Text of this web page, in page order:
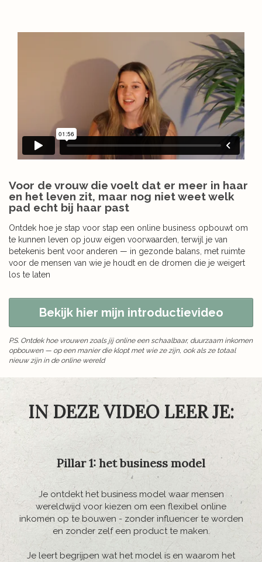
Voor de vrouw die voelt dat er meer in haar
en het leven zit, maar nog niet weet welk
pad echt bij haar past
Ontdek hoe je stap voor stap een online business opbouwt om
te kunnen leven op jouw eigen voorwaarden, terwijl je van
betekenis bent voor anderen — in gezonde balans, met ruimte
voor de mensen van wie je houdt en de dromen die je weigert
los te laten
Bekijk hier mijn introductievideo
P.S. Ontdek hoe vrouwen zoals jij online een schaalbaar, duurzaam inkomen
opbouwen — op een manier die klopt met wie ze zijn, ook als ze totaal
nieuw zijn in de online wereld
IN DEZE VIDEO LEER JE:
Pillar 1: het business model
Je ontdekt het business model waar mensen
wereldwijd voor kiezen om een flexibel online
inkomen op te bouwen - zonder influencer te worden
en zonder zelf een product te maken.
Je leert begrijpen wat het model is en waarom het